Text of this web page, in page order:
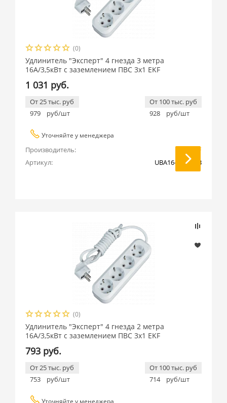
(0)
Удлинитель "Эксперт" 4 гнезда 3 метра
16А/3,5кВт с заземлением ПВС 3х1 EKF
1 031 руб.
От 25 тыс. руб
979
руб/шт
От 100 тыс. руб
928
руб/шт
Уточняйте у менеджера
Производитель:
EKF
Артикул:
UBA16-310-4-03
(0)
Удлинитель "Эксперт" 4 гнезда 2 метра
16А/3,5кВт с заземлением ПВС 3х1 EKF
793 руб.
От 25 тыс. руб
753
руб/шт
От 100 тыс. руб
714
руб/шт
Уточняйте у менеджера